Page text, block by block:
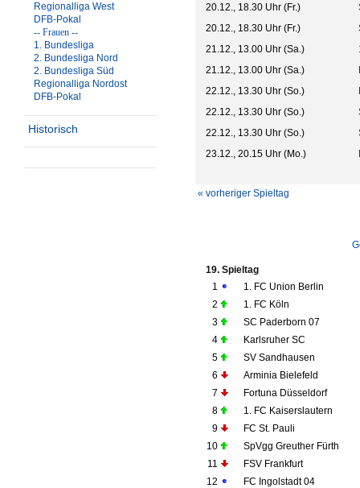
Regionalliga West
DFB-Pokal
-- Frauen --
1. Bundesliga
2. Bundesliga Nord
2. Bundesliga Süd
Regionalliga Nordost
DFB-Pokal
Historisch
20.12., 18.30 Uhr (Fr.)
20.12., 18.30 Uhr (Fr.)
21.12., 13.00 Uhr (Sa.)
21.12., 13.00 Uhr (Sa.)
22.12., 13.30 Uhr (So.)
22.12., 13.30 Uhr (So.)
22.12., 13.30 Uhr (So.)
23.12., 20.15 Uhr (Mo.)
« vorheriger Spieltag
19. Spieltag
1
1. FC Union Berlin
2
1. FC Köln
3
SC Paderborn 07
4
Karlsruher SC
5
SV Sandhausen
6
Arminia Bielefeld
7
Fortuna Düsseldorf
8
1. FC Kaiserslautern
9
FC St. Pauli
10
SpVgg Greuther Fürth
11
FSV Frankfurt
12
FC Ingolstadt 04